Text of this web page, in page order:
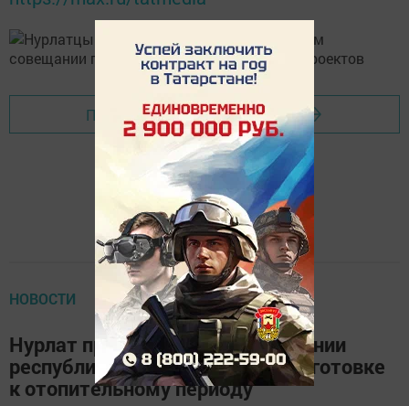
Перейти на страницу новости
НОВОСТИ
Нурлат принял участие в заседании
республиканского штаба по подготовке
к отопительному периоду